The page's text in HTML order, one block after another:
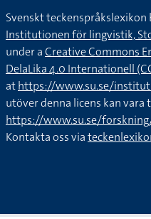
Svenskt teckenspråkslexikon
Institutionen för lingvistik,
under aCreative Commons
DelaLika 4.0 Internationell
athttps://www.su.se/
utöver denna licens kan vara
https://www.su.se/
Kontakta oss via